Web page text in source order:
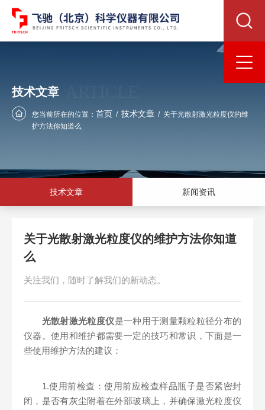
技术文章
您当前所在的位置： 首页 / 技术文章 / 关于光散射激光粒度仪的维
护方法你知道么
技术文章 新闻资讯
关于光散射激光粒度仪的维护方法你知道
么
关注我们，随时了解我们的新动态。
光散射激光粒度仪是一种用于测量颗粒粒径分布的
仪器。使用和维护都需要一定的技巧和常识，下面是一
些使用维护方法的建议：
1.使用前检查：使用前应检查样品瓶子是否紧密封
闭，是否有灰尘附着在外部玻璃上，并确保激光粒度仪